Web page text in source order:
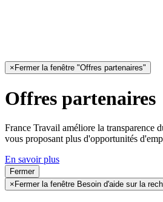
× Fermer la fenêtre "Offres partenaires"
Offres partenaires
France Travail améliore la transparence
vous proposant plus d'opportunités
En savoir plus
Fermer
× Fermer la fenêtre Besoin d'aide sur la